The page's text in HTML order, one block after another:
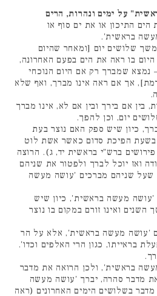
על ימים ונהרות, הרים
הים התיכון או את ים סוף או
בראשית'.
שלושים יום [ומאחר שהיום
היום בו ראה את הים בפעם האחרונה,
נמצא שמברך רק אם היום הנוכחי
הקודמת], אך אם ראה אינו מברך, ואף שלא
אם בירך ובין אם לא, אינו מברך
יום, וכן להפך.
כיון שיש ספק האם נוצר בעת
בשעת הפיכת סדום כאשר אשת לוט
ברש"י בראשית יד, ג). הרוצה
ואז יוכל לברך ולפטור את שניהם
שעל שניהם מברכים 'עושה מעשה
'עושה מעשה בראשית', כיון שיש
ואינו זורם במקום בו נוצר
'עושה מעשה בראשית', אלא על הר
בראייתו, כגון הרי האלפים וכדו'.
בראשית', ולכן הרואה את מדבר
את מדבר סהרה, יברך 'עושה מעשה
בשלושים הימים האחרונים (ראה